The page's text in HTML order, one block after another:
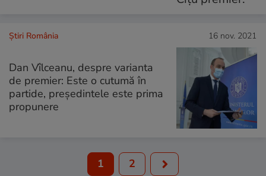
Știri România 16 nov. 2021
Dan Vîlceanu, despre varianta
de premier: Este o cutumă în
partide, președintele este prima
propunere
1 2